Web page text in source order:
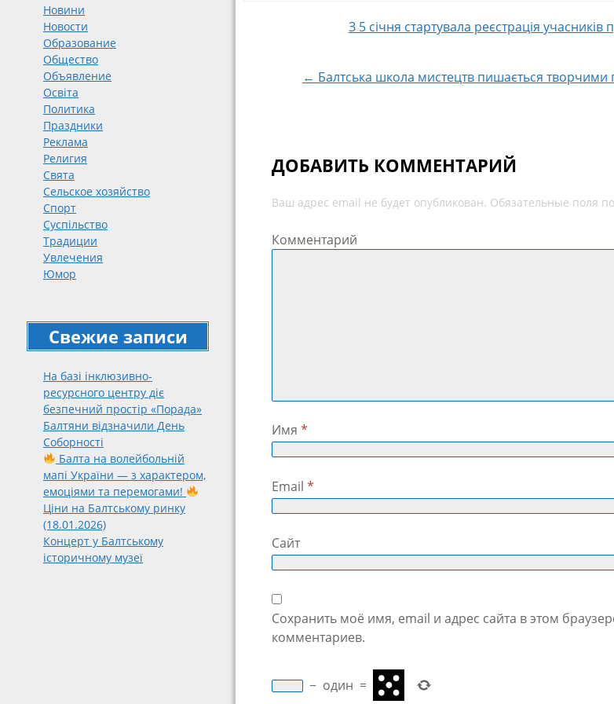
Новини
Новости
Образование
Общество
Объявление
Освіта
Политика
Праздники
Реклама
Религия
Свята
Сельское хозяйство
Спорт
Суспільство
Традиции
Увлечения
Юмор
Свежие записи
На базі інклюзивно-
ресурсного центру діє
безпечний простір «Порада»
Балтяни відзначили День
Соборності
Балта на волейбольній
мапі України — з характером,
емоціями та перемогами!
Ціни на Балтському ринку
(18.01.2026)
Концерт у Балтському
історичному музеї
Навигация по записям
З 5 січня стартувала реєстрація
← Балтська школа мистецтв пишається творчими
ДОБАВИТЬ КОММЕНТАРИЙ
Ваш адрес email не будет опубликован. Обязательные поля
Комментарий
Имя*
Email*
Сайт
Сохранить моё имя, email и адрес сайта в этом
комментариев.
− один =